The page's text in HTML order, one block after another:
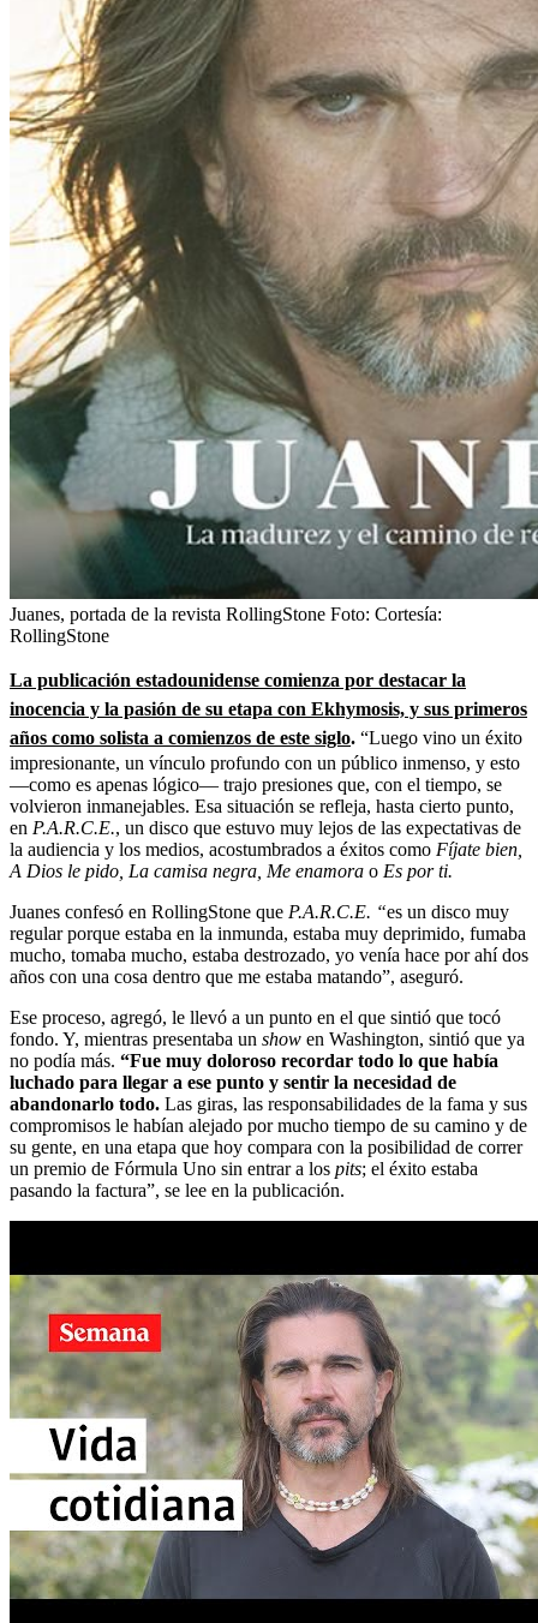
Juanes, portada de la revista RollingStone Foto: Cortesía:
RollingStone
La publicación estadounidense comienza por destacar la
inocencia y la pasión de su etapa con Ekhymosis, y sus primeros
años como solista a comienzos de este siglo. “Luego vino un éxito
impresionante, un vínculo profundo con un público inmenso, y esto
—como es apenas lógico— trajo presiones que, con el tiempo, se
volvieron inmanejables. Esa situación se refleja, hasta cierto punto,
en P.A.R.C.E., un disco que estuvo muy lejos de las expectativas de
la audiencia y los medios, acostumbrados a éxitos como Fíjate bien,
A Dios le pido, La camisa negra, Me enamora o Es por ti.
Juanes confesó en RollingStone que P.A.R.C.E. “es un disco muy
regular porque estaba en la inmunda, estaba muy deprimido, fumaba
mucho, tomaba mucho, estaba destrozado, yo venía hace por ahí dos
años con una cosa dentro que me estaba matando”, aseguró.
Ese proceso, agregó, le llevó a un punto en el que sintió que tocó
fondo. Y, mientras presentaba un show en Washington, sintió que ya
no podía más. “Fue muy doloroso recordar todo lo que había
luchado para llegar a ese punto y sentir la necesidad de
abandonarlo todo. Las giras, las responsabilidades de la fama y sus
compromisos le habían alejado por mucho tiempo de su camino y de
su gente, en una etapa que hoy compara con la posibilidad de correr
un premio de Fórmula Uno sin entrar a los pits; el éxito estaba
pasando la factura”, se lee en la publicación.